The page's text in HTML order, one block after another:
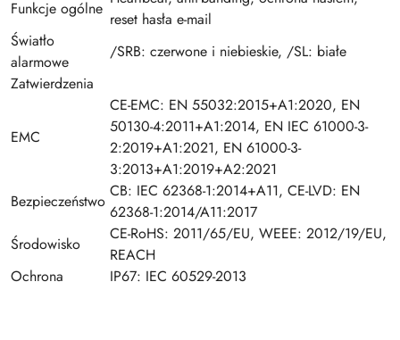
Funkcje ogólne
reset hasła e-mail
Światło
alarmowe
/SRB: czerwone i niebieskie, /SL: białe
Zatwierdzenia
EMC
CE-EMC: EN 55032:2015+A1:2020, EN
50130-4:2011+A1:2014, EN IEC 61000-3-
2:2019+A1:2021, EN 61000-3-
3:2013+A1:2019+A2:2021
Bezpieczeństwo
CB: IEC 62368-1:2014+A11, CE-LVD: EN
62368-1:2014/A11:2017
Środowisko
CE-RoHS: 2011/65/EU, WEEE: 2012/19/EU,
REACH
Ochrona
IP67: IEC 60529-2013